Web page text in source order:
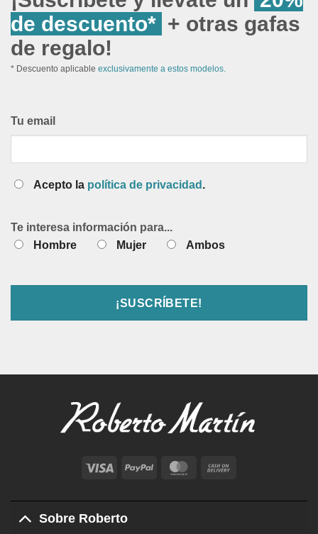
de descuento* + otras gafas
de regalo!
* Descuento aplicable exclusivamente a estos modelos.
Tu email
Acepto la política de privacidad .
Te interesa información para...
Hombre
Mujer Ambos
Visa PayPal MasterCard
Delivery
Sobre Roberto